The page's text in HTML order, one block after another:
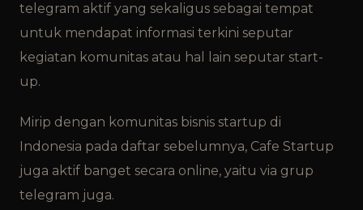
telegram aktif yang sekaligus sebagai tempat
untuk mendapat informasi terkini seputar
kegiatan komunitas atau hal lain seputar start-
up.
Mirip dengan komunitas bisnis startup di
Indonesia pada daftar sebelumnya, Cafe Startup
juga aktif banget secara online, yaitu via grup
telegram juga.